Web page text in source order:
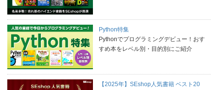
Python特集
Pythonでプログラミングデビュー！おす
すめ本をレベル別・目的別にご紹介
【2025年】SEshop人気書籍 ベスト20